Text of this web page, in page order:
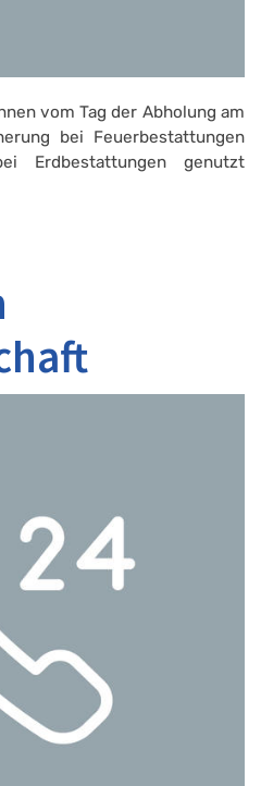
vom Tag der Abholung am
bei Feuerbestattungen
Erdbestattungen genutzt